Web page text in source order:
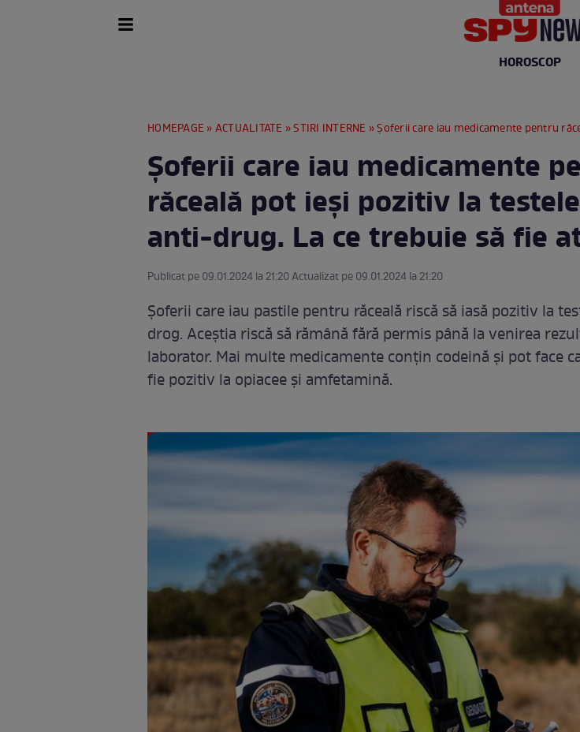
HOROSCOP
HOMEPAGE »ACTUALITATE »STIRI INTERNE » Șoferii care iau medicamente pentru răceală pot ieși pozitiv la testele anti-drug.
Șoferii care iau medicamente
răceală pot ieși pozitiv la testele
anti-drug. La ce trebuie să fie
Publicat pe 09.01.2024 la 21:20 Actualizat pe 09.01.2024 la 21:20
Șoferii care iau pastile pentru răceală riscă să iasă pozitiv la
drog. Aceștia riscă să rămână fără permis până la venirea
laborator. Mai multe medicamente conțin codeină și pot face
fie pozitiv la opiacee și amfetamină.